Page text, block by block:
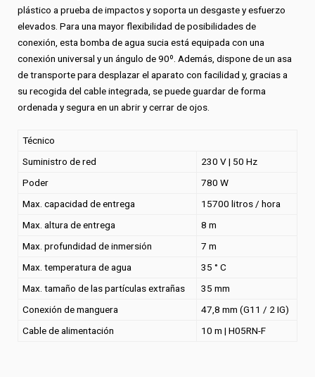
plástico a prueba de impactos y soporta un desgaste y esfuerzo
elevados. Para una mayor flexibilidad de posibilidades de
conexión, esta bomba de agua sucia está equipada con una
conexión universal y un ángulo de 90º. Además, dispone de un asa
de transporte para desplazar el aparato con facilidad y, gracias a
su recogida del cable integrada, se puede guardar de forma
ordenada y segura en un abrir y cerrar de ojos.
Técnico
Suministro de red
230 V | 50 Hz
Poder
780 W
Max. capacidad de entrega
15700 litros / hora
Max. altura de entrega
8 m
Max. profundidad de inmersión
7 m
Max. temperatura de agua
35 ° C
Max. tamaño de las partículas extrañas
35 mm
Conexión de manguera
47,8 mm (G11 / 2 IG)
Cable de alimentación
10 m | H05RN-F